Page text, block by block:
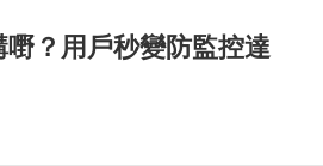
？用戶秒變防監控達